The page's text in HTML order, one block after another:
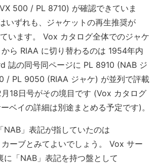
500 / PL 8710) が確認できていま
いずれも、ジャケットの再生推奨が
います。 Vox カタログ全体でのジャケ
ら RIAA に切り替わるのは 1954年内
誌の同号同ページに PL 8910 (NAB ジ
/ PL 9050 (RIAA ジャケ) が並列で評載
18日号がその境目です (Vox カタログ
ベイの詳細は別途まとめる予定です)。
NAB」表記が指していたのは
ーブとみてよいでしょう。 Vox サー
に「NAB」表記を持つ盤として